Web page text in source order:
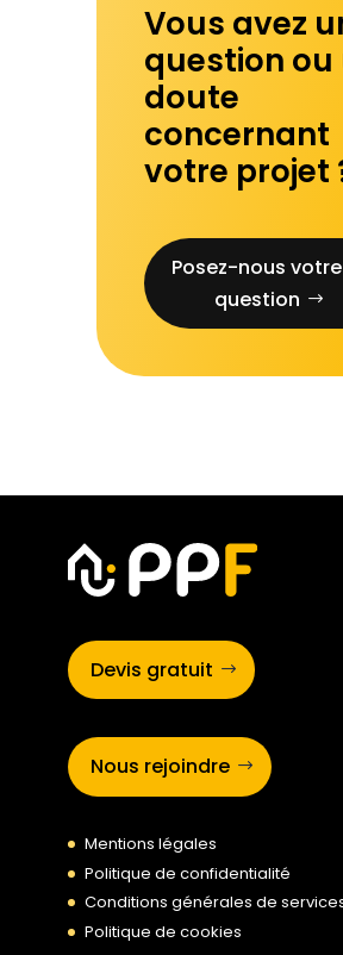
Vous avez
question ou
doute
concernant
votre projet
Posez-nous votre
question
Devis gratuit
Nous rejoindre
Mentions légales
Politique de confidentialité
Conditions générales de
Politique de cookies